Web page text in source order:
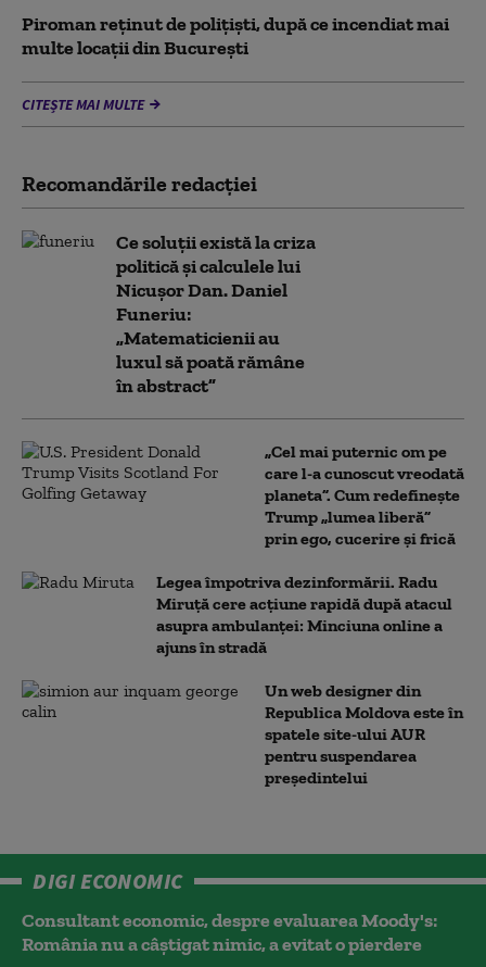
Piroman reţinut de poliţişti, după ce incendiat mai
multe locaţii din București
CITEȘTE MAI MULTE
Recomandările redacţiei
Ce soluții există la criza
politică și calculele lui
Nicușor Dan. Daniel
Funeriu:
„Matematicienii au
luxul să poată rămâne
în abstract”
„Cel mai puternic om pe
care l-a cunoscut vreodată
planeta”. Cum redefinește
Trump „lumea liberă”
prin ego, cucerire și frică
Legea împotriva dezinformării. Radu
Miruță cere acțiune rapidă după atacul
asupra ambulanței: Minciuna online a
ajuns în stradă
Un web designer din
Republica Moldova este în
spatele site-ului AUR
pentru suspendarea
președintelui
DIGI ECONOMIC
Consultant economic, despre evaluarea Moody's:
România nu a câştigat nimic, a evitat o pierdere